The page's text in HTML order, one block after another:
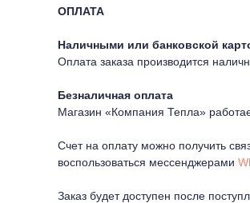
ОПЛАТА
Наличными или банковской
Оплата заказа производится
Безналичная оплата
Магазин «Компания Тепла»
Счет на оплату можно получить
воспользоваться мессенджерами
Заказ будет доступен после